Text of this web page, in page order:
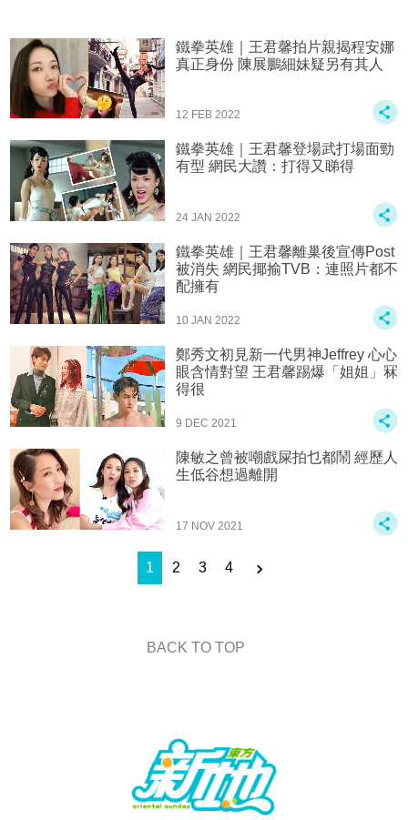
鐵拳英雄｜王君馨拍片親揭程安娜
真正身份 陳展鵬細妹疑另有其人
12 FEB 2022
鐵拳英雄｜王君馨登場武打場面勁
有型 網民大讚：打得又睇得
24 JAN 2022
鐵拳英雄｜王君馨離巢後宣傳Post
被消失 網民揶揄TVB：連照片都不
配擁有
10 JAN 2022
鄭秀文初見新一代男神Jeffrey 心心
眼含情對望 王君馨踢爆「姐姐」冧
得很
9 DEC 2021
陳敏之曾被嘲戲屎拍乜都鬧 經歷人
生低谷想過離開
17 NOV 2021
1 2 3 4
BACK TO TOP